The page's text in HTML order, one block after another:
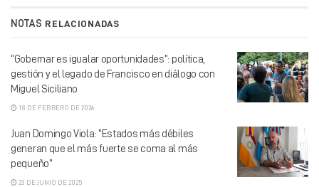
NOTAS RELACIONADAS
“Gobernar es igualar oportunidades”: política,
gestión y el legado de Francisco en diálogo con
Miguel Siciliano
18 DE FEBRERO DE 2026
Juan Domingo Viola: “Estados más débiles
generan que el más fuerte se coma al más
pequeño”
23 DE JUNIO DE 2025